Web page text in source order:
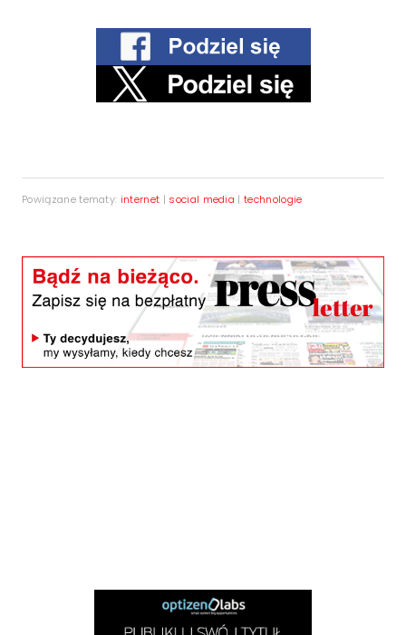
Powiązane tematy: internet | social media |technologie